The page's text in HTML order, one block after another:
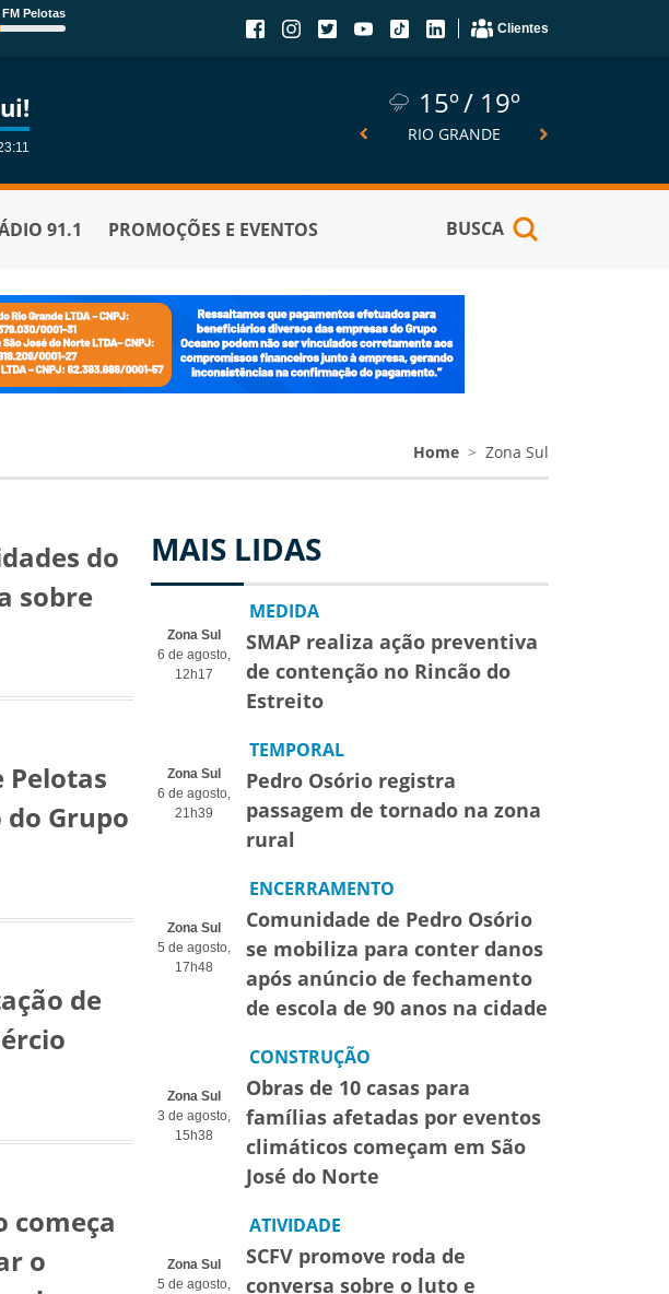
FM Pelotas
Clientes
15º 19º
RIO GRANDE
91.1 PROMOÇÕES E EVENTOS BUSCA
Home Zona Sul
do
sobre
Pelotas
Grupo
de
começa
o
MAIS LIDAS
Zona Sul
6 de agosto,
12h17
MEDIDA
SMAP realiza ação preventiva
de contenção no Rincão do
Estreito
Zona Sul
6 de agosto,
21h39
TEMPORAL
Pedro Osório registra
passagem de tornado na zona
rural
Zona Sul
5 de agosto,
17h48
ENCERRAMENTO
Comunidade de Pedro Osório
se mobiliza para conter danos
após anúncio de fechamento
de escola de 90 anos na cidade
Zona Sul
3 de agosto,
15h38
CONSTRUÇÃO
Obras de 10 casas para
famílias afetadas por eventos
climáticos começam em São
José do Norte
Zona Sul
5 de agosto,
ATIVIDADE
SCFV promove roda de
conversa sobre o luto e